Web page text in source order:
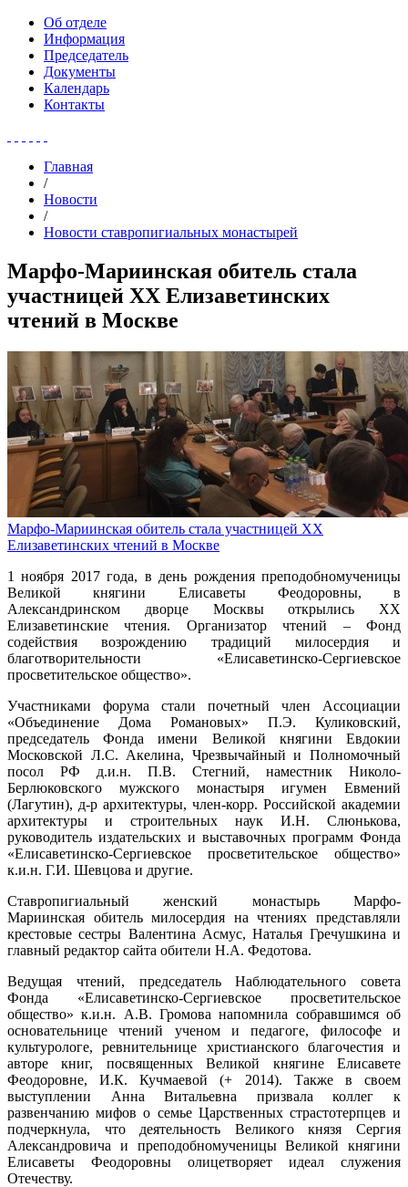
Об отделе
Информация
Председатель
Документы
Календарь
Контакты
Главная
/
Новости
/
Новости ставропигиальных монастырей
Марфо-Мариинская обитель стала
участницей XX Елизаветинских
чтений в Москве
Марфо-Мариинская обитель стала участницей XX
Елизаветинских чтений в Москве
1 ноября 2017 года, в день рождения преподобномученицы
Великой княгини Елисаветы Феодоровны, в
Александринском дворце Москвы открылись XX
Елизаветинские чтения. Организатор чтений – Фонд
содействия возрождению традиций милосердия и
благотворительности «Елисаветинско-Сергиевское
просветительское общество».
Участниками форума стали почетный член Ассоциации
«Объединение Дома Романовых» П.Э. Куликовский,
председатель Фонда имени Великой княгини Евдокии
Московской Л.С. Акелина, Чрезвычайный и Полномочный
посол РФ д.и.н. П.В. Стегний, наместник Николо-
Берлюковского мужского монастыря игумен Евмений
(Лагутин), д-р архитектуры, член-корр. Российской академии
архитектуры и строительных наук И.Н. Слюнькова,
руководитель издательских и выставочных программ Фонда
«Елисаветинско-Сергиевское просветительское общество»
к.и.н. Г.И. Шевцова и другие.
Ставропигиальный женский монастырь Марфо-
Мариинская обитель милосердия на чтениях представляли
крестовые сестры Валентина Асмус, Наталья Гречушкина и
главный редактор сайта обители Н.А. Федотова.
Ведущая чтений, председатель Наблюдательного совета
Фонда «Елисаветинско-Сергиевское просветительское
общество» к.и.н. А.В. Громова напомнила собравшимся об
основательнице чтений ученом и педагоге, философе и
культурологе, ревнительнице христианского благочестия и
авторе книг, посвященных Великой княгине Елисавете
Феодоровне, И.К. Кучмаевой (+ 2014). Также в своем
выступлении Анна Витальевна призвала коллег к
развенчанию мифов о семье Царственных страстотерпцев и
подчеркнула, что деятельность Великого князя Сергия
Александровича и преподобномученицы Великой княгини
Елисаветы Феодоровны олицетворяет идеал служения
Отечеству.